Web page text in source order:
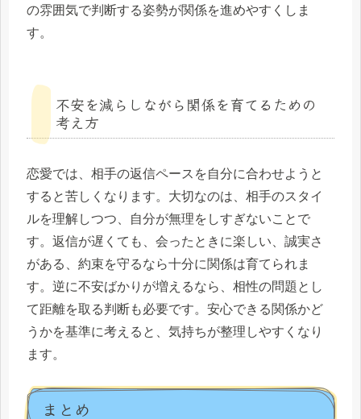
の雰囲気で判断する姿勢が関係を進めやすくしま
す。
不安を減らしながら関係を育てるための
考え方
恋愛では、相手の返信ペースを自分に合わせようと
すると苦しくなります。大切なのは、相手のスタイ
ルを理解しつつ、自分が無理をしすぎないことで
す。返信が遅くても、会ったときに楽しい、誠実さ
がある、約束を守るなら十分に関係は育てられま
す。逆に不安ばかりが増えるなら、相性の問題とし
て距離を取る判断も必要です。安心できる関係かど
うかを基準に考えると、気持ちが整理しやすくなり
ます。
まとめ